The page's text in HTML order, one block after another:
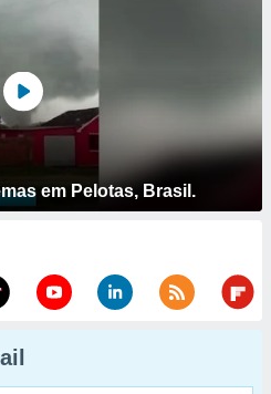
em Pelotas, Brasil.